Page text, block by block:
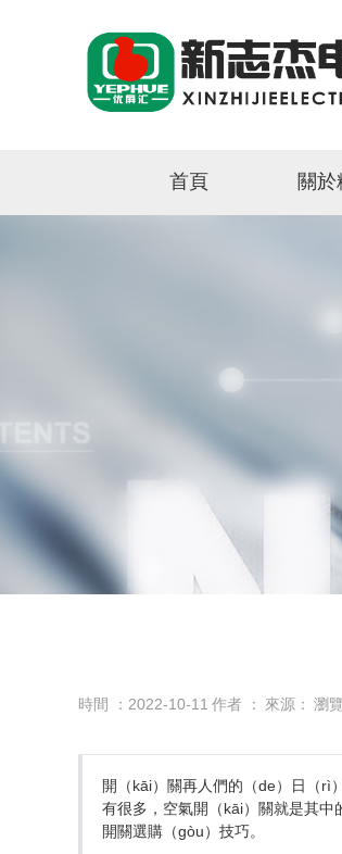
首頁 關
時間 ：2022-10-11 作者 ： 來源： 瀏
開（kāi）關再人們的（de）日（rì
有很多，空氣開（kāi）關就是其
開關選購（gòu）技巧。